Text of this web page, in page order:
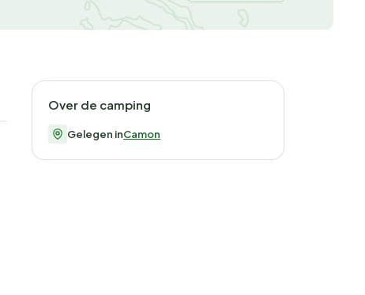
Over de camping
Gelegen inCamon